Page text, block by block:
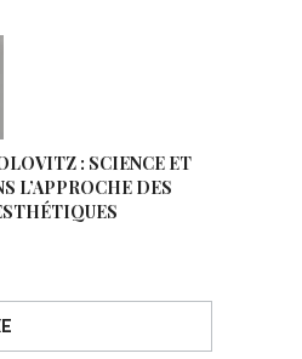
: SCIENCE ET
L’APPROCHE DES